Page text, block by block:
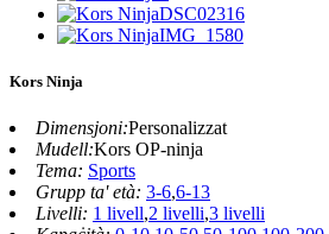
Kors Ninja
Dimensjoni:Personalizzat
Mudell:Kors OP-ninja
Tema: Sports
Grupp ta' età: 3-6,6-13
Livelli: 1 livell,2 livelli,3 livelli